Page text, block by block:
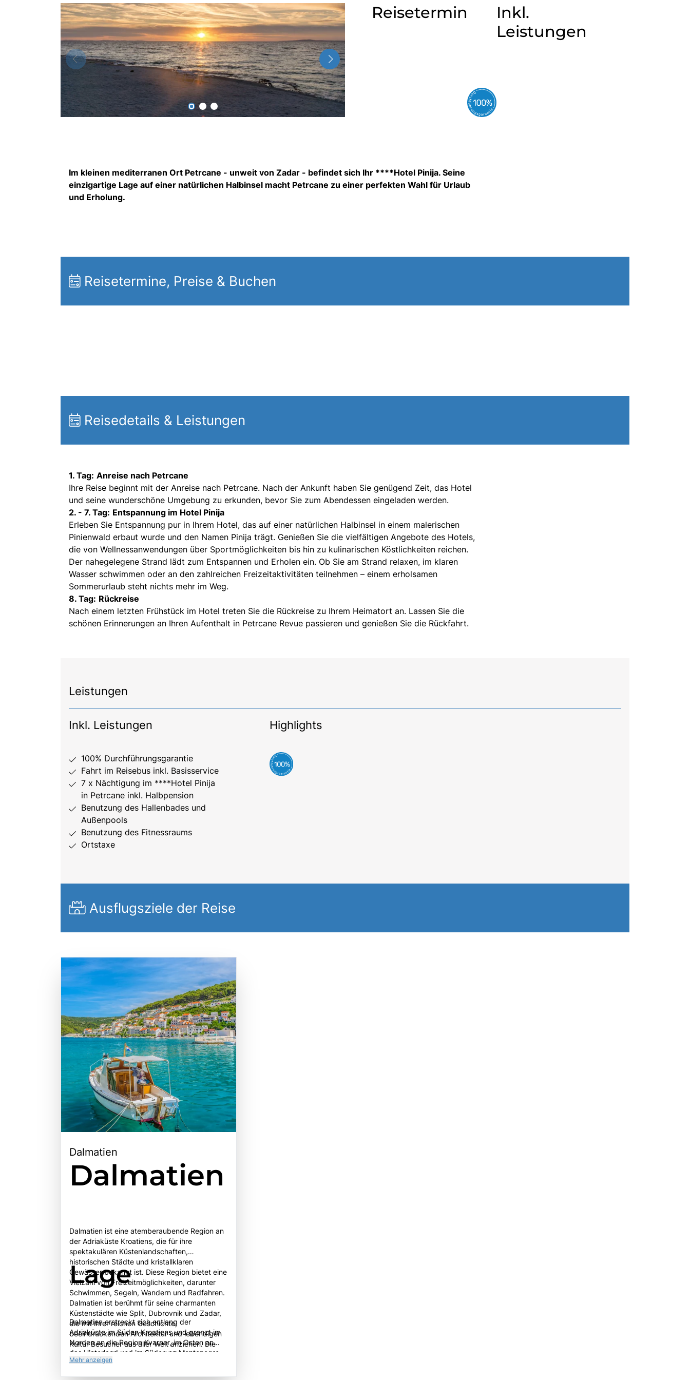
Reisetermin
Inkl.
Leistungen
Im kleinen mediterranen Ort Petrcane - unweit von Zadar - befindet sich Ihr ****Hotel Pinija. Seine
einzigartige Lage auf einer natürlichen Halbinsel macht Petrcane zu einer perfekten Wahl für Urlaub
und Erholung.
Reisetermine, Preise & Buchen
Reisedetails & Leistungen
1. Tag: Anreise nach Petrcane
Ihre Reise beginnt mit der Anreise nach Petrcane. Nach der Ankunft haben Sie genügend Zeit, das Hotel
und seine wunderschöne Umgebung zu erkunden, bevor Sie zum Abendessen eingeladen werden.
2. - 7. Tag: Entspannung im Hotel Pinija
Erleben Sie Entspannung pur in Ihrem Hotel, das auf einer natürlichen Halbinsel in einem malerischen
Pinienwald erbaut wurde und den Namen Pinija trägt. Genießen Sie die vielfältigen Angebote des Hotels,
die von Wellnessanwendungen über Sportmöglichkeiten bis hin zu kulinarischen Köstlichkeiten reichen.
Der nahegelegene Strand lädt zum Entspannen und Erholen ein. Ob Sie am Strand relaxen, im klaren
Wasser schwimmen oder an den zahlreichen Freizeitaktivitäten teilnehmen – einem erholsamen
Sommerurlaub steht nichts mehr im Weg.
8. Tag: Rückreise
Nach einem letzten Frühstück im Hotel treten Sie die Rückreise zu Ihrem Heimatort an. Lassen Sie die
schönen Erinnerungen an Ihren Aufenthalt in Petrcane Revue passieren und genießen Sie die Rückfahrt.
Leistungen
Inkl. Leistungen
100% Durchführungsgarantie
Fahrt im Reisebus inkl. Basisservice
7 x Nächtigung im ****Hotel Pinija
in Petrcane inkl. Halbpension
Benutzung des Hallenbades und
Außenpools
Benutzung des Fitnessraums
Ortstaxe
Highlights
Ausflugsziele der Reise
Dalmatien
Dalmatien
Dalmatien ist eine atemberaubende Region an
der Adriaküste Kroatiens, die für ihre
spektakulären Küstenlandschaften,
historischen Städte und kristallklaren
Gewässer bekannt ist. Diese Region bietet eine
Vielzahl von Freizeitmöglichkeiten, darunter
Schwimmen, Segeln, Wandern und Radfahren.
Dalmatien ist berühmt für seine charmanten
Küstenstädte wie Split, Dubrovnik und Zadar,
die mit ihrer reichen Geschichte,
beeindruckenden Architektur und lebendigen
Kultur Besucher aus aller Welt anziehen. Die
Altstadt von Dubrovnik, ein UNESCO-
Weltkulturerbe, ist besonders hervorzuheben,
mit ihren gut erhaltenen Stadtmauern und
Lage
Dalmatien erstreckt sich entlang der
Adriaküste im Süden Kroatiens und grenzt im
Norden an die Region Kvarner, im Osten an
das Hinterland und im Süden an Montenegro.
Geografisch ist die Region von einer
Mehr anzeigen